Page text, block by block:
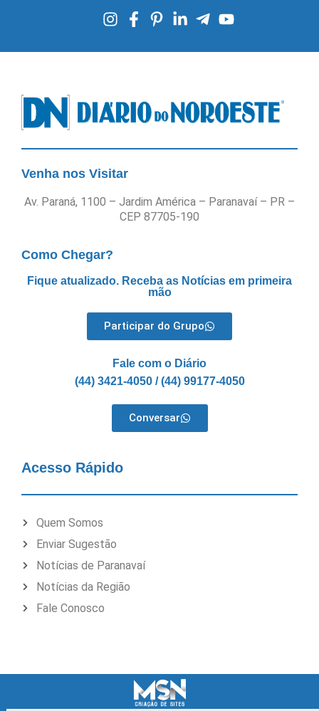
Venha nos Visitar
Av. Paraná, 1100 – Jardim América – Paranavaí – PR –
CEP 87705-190
Como Chegar?
Fique atualizado. Receba as Notícias em primeira
mão
Participar do Grupo
Fale com o Diário
(44) 3421-4050 / (44) 99177-4050
Conversar
Acesso Rápido
Quem Somos
Enviar Sugestão
Notícias de Paranavaí
Notícias da Região
Fale Conosco